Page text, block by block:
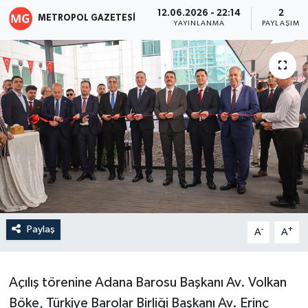
METROPOL GAZETESI 12.06.2026 - 22:14
YAYINLANMA
2
PAYLAŞIM
Paylaş A- A+
Açılış törenine Adana Barosu Başkanı Av. Volkan
Böke, Türkiye Barolar Birliği Başkanı Av. Erinç